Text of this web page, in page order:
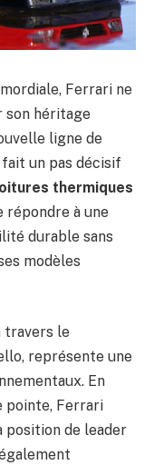
Ferrari ne
son héritage
ligne de
un pas décisif
thermiques
répondre à une
durable sans
modèles
travers le
représente une
En
pointe, Ferrari
position de leader